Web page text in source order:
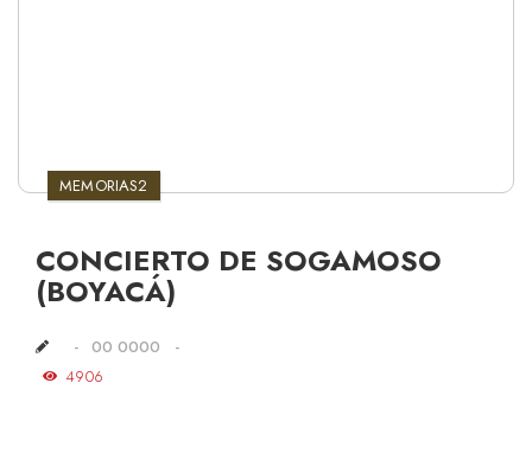
MEMORIAS2
CONCIERTO DE SOGAMOSO
(BOYACÁ)
00 0000
4906